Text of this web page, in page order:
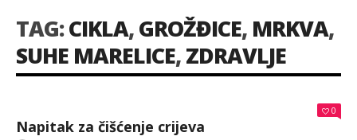
TAG:CIKLA,GROŽĐICE, MRKVA,
SUHE MARELICE,ZDRAVLJE
0
Napitak za čišćenje crijeva